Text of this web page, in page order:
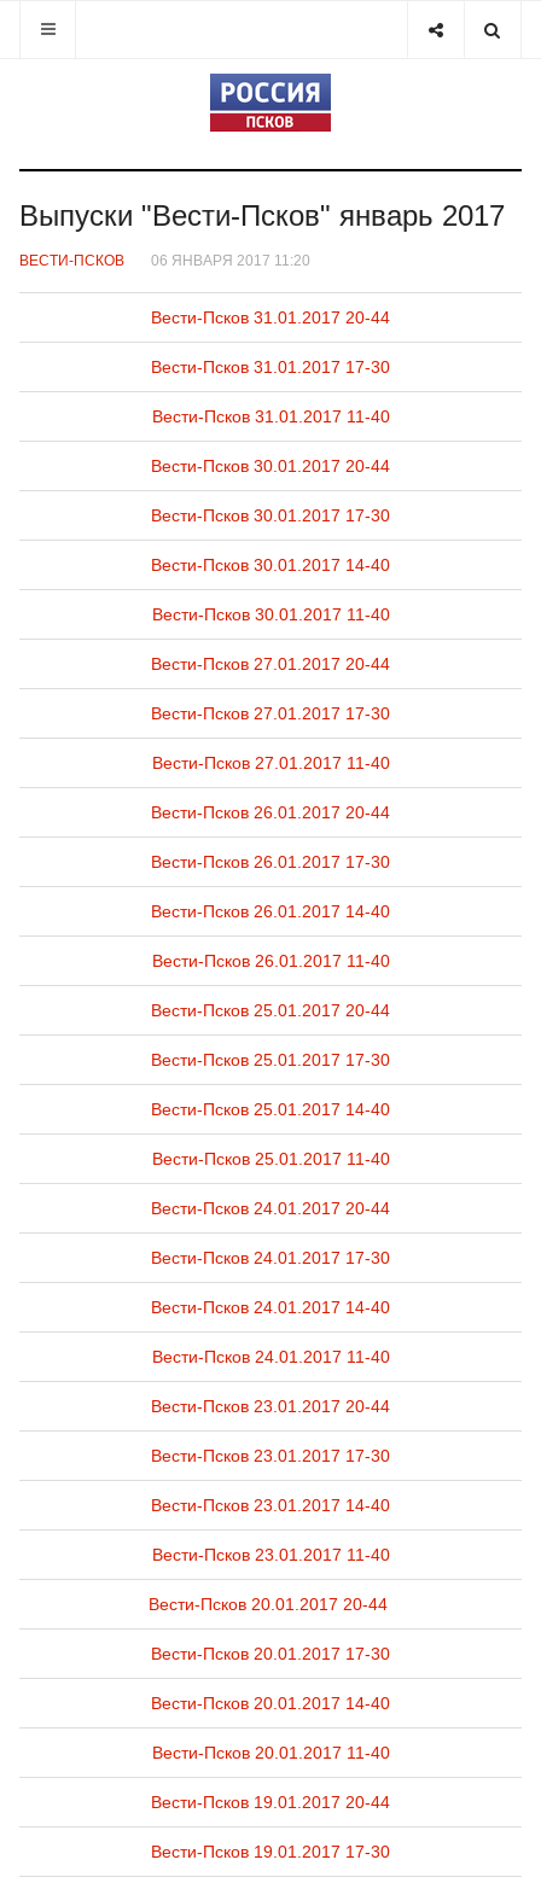
Выпуски "Вести-Псков" январь 2017
ВЕСТИ-ПСКОВ 06 ЯНВАРЯ 2017 11:20
Вести-Псков 31.01.2017 20-44
Вести-Псков 31.01.2017 17-30
Вести-Псков 31.01.2017 11-40
Вести-Псков 30.01.2017 20-44
Вести-Псков 30.01.2017 17-30
Вести-Псков 30.01.2017 14-40
Вести-Псков 30.01.2017 11-40
Вести-Псков 27.01.2017 20-44
Вести-Псков 27.01.2017 17-30
Вести-Псков 27.01.2017 11-40
Вести-Псков 26.01.2017 20-44
Вести-Псков 26.01.2017 17-30
Вести-Псков 26.01.2017 14-40
Вести-Псков 26.01.2017 11-40
Вести-Псков 25.01.2017 20-44
Вести-Псков 25.01.2017 17-30
Вести-Псков 25.01.2017 14-40
Вести-Псков 25.01.2017 11-40
Вести-Псков 24.01.2017 20-44
Вести-Псков 24.01.2017 17-30
Вести-Псков 24.01.2017 14-40
Вести-Псков 24.01.2017 11-40
Вести-Псков 23.01.2017 20-44
Вести-Псков 23.01.2017 17-30
Вести-Псков 23.01.2017 14-40
Вести-Псков 23.01.2017 11-40
Вести-Псков 20.01.2017 20-44
Вести-Псков 20.01.2017 17-30
Вести-Псков 20.01.2017 14-40
Вести-Псков 20.01.2017 11-40
Вести-Псков 19.01.2017 20-44
Вести-Псков 19.01.2017 17-30